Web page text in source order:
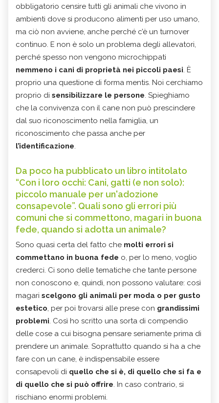
obbligatorio censire tutti gli animali che vivono in
ambienti dove si producono alimenti per uso umano,
ma ciò non avviene, anche perché c’è un turnover
continuo. E non è solo un problema degli allevatori,
perché spesso non vengono microchippati
nemmeno i cani di proprietà nei piccoli paesi. È
proprio una questione di forma mentis. Noi cerchiamo
proprio di sensibilizzare le persone. Spieghiamo
che la convivenza con il cane non può prescindere
dal suo riconoscimento nella famiglia, un
riconoscimento che passa anche per
l’identificazione.
Da poco ha pubblicato un libro intitolato
“Con i loro occhi: Cani, gatti (e non solo):
piccolo manuale per un'adozione
consapevole”. Quali sono gli errori più
comuni che si commettono, magari in buona
fede, quando si adotta un animale?
Sono quasi certa del fatto che molti errori si
commettano in buona fede o, per lo meno, voglio
crederci. Ci sono delle tematiche che tante persone
non conoscono e, quindi, non possono valutare: così
magari scelgono gli animali per moda o per gusto
estetico, per poi trovarsi alle prese con grandissimi
problemi. Così ho scritto una sorta di compendio
delle cose a cui bisogna pensare seriamente prima di
prendere un animale. Soprattutto quando si ha a che
fare con un cane, è indispensabile essere
consapevoli di quello che si è, di quello che si fa e
di quello che si può offrire. In caso contrario, si
rischiano enormi problemi.